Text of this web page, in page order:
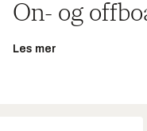
On- og
Les mer